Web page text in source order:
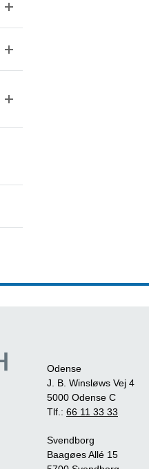
Odense
J. B. Winsløws Vej 4
5000 Odense C
Tlf.: 66 11 33 33
Svendborg
Baagøes Allé 15